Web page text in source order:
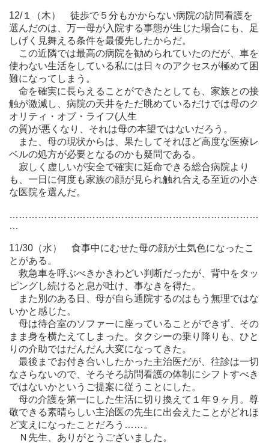
12/１（木） 徒歩で５分もかからない病院の訪問看護を
選んだのは、万一母が入院する事態が生じた場合にも、足
しげく見舞える条件を最優先したからだ。
この近隣では最高の病院を勧められていたのだが、車を
使わない生活をしている私には日々のアクセスが極めて困
難になってしまう。
命を確実に長らえることができたとしても、家族との接
触が激減し、病院の天井をただ眺めているだけでは母のク
オリティ・オブ・ライフ(人生
の質)が悪くなり、それは母の本望ではないだろう。
また、母の現状からは、果たしてそれほど高度な医療レ
ベルの処方が必要となるのかも疑問である。
寂しく虚しいが安全で確実に延命できる総合病院より
も、一日に何度も家族の顔が見られ触れ合える至近の小さ
な医院を選んだ。
……………………………………………………………………
…
11/30（水） 食事中にむせた母の顔が土気色になったこ
とがある。
救急車を呼ぶべきかきわどい判断だったが、背中をタッ
ピングし続けると息が吐け、事なきを得た。
また別のある日、母が自ら通院するのはもう無理ではな
いかと感じた。
母は待合室のソファーに座っていることができず、その
まま身を横たえてしまった。タクシーの乗り降りも、ひと
りの介助ではだんだん大変になってきた。
最後までお付き合いしたかった主治医だが、往診は一切
なさらないので、そろそろ訪問看護の体制にシフトすべき
ではないかというご提案に従うことにした。
母の介護を第一にした生活に切り換えて１年９ヶ月。尊
敬できる素晴らしい主治医の先生に出会えたことがどれほ
ど支えになったことだろう……。
Ｎ先生、ありがとうございました。